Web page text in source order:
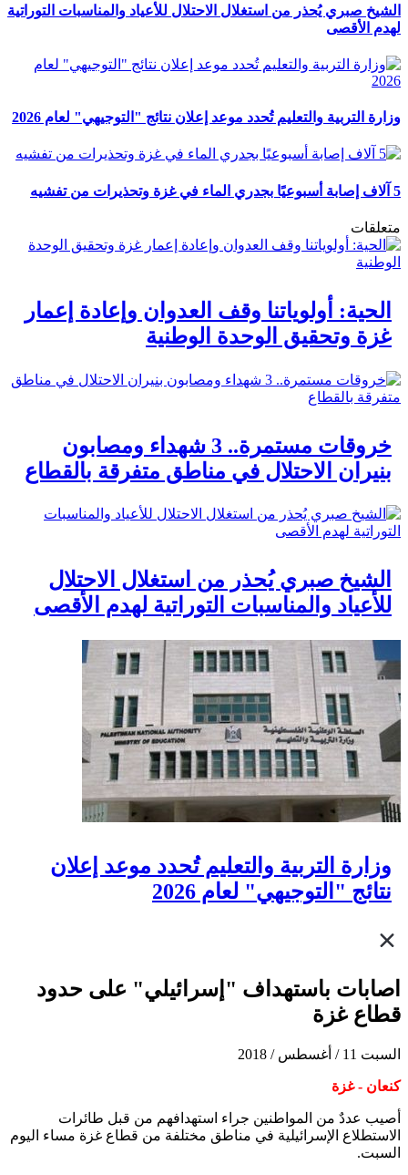
الشيخ صبري يُحذر من استغلال الاحتلال للأعياد والمناسبات التوراتية
لهدم الأقصى
وزارة التربية والتعليم تُحدد موعد إعلان نتائج "التوجيهي" لعام 2026
5 آلاف إصابة أسبوعيًا بجدري الماء في غزة وتحذيرات من تفشيه
متعلقات
الحية: أولوياتنا وقف العدوان وإعادة إعمار
غزة وتحقيق الوحدة الوطنية
خروقات مستمرة.. 3 شهداء ومصابون
بنيران الاحتلال في مناطق متفرقة بالقطاع
الشيخ صبري يُحذر من استغلال الاحتلال
للأعياد والمناسبات التوراتية لهدم الأقصى
وزارة التربية والتعليم تُحدد موعد إعلان
نتائج "التوجيهي" لعام 2026
اصابات باستهداف "إسرائيلي" على حدود
قطاع غزة
السبت 11 / أغسطس / 2018
كنعان - غزة
أصيب عددٌ من المواطنين جراء استهدافهم من قبل طائرات
الاستطلاع الإسرائيلية في مناطق مختلفة من قطاع غزة مساء اليوم
السبت.